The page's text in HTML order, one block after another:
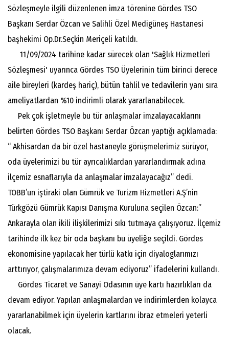
Sözleşmeyle ilgili düzenlenen imza törenine Gördes TSO
Başkanı Serdar Özcan ve Salihli Özel Medigüneş Hastanesi
başhekimi Op.Dr.Seçkin Meriçeli katıldı.
11/09/2024 tarihine kadar sürecek olan 'Sağlık Hizmetleri
Sözleşmesi' uyarınca Gördes TSO Üyelerinin tüm birinci derece
aile bireyleri (kardeş hariç), bütün tahlil ve tedavilerin yanı sıra
ameliyatlardan %10 indirimli olarak yararlanabilecek.
Pek çok işletmeyle bu tür anlaşmalar imzalayacaklarını
belirten Gördes TSO Başkanı Serdar Özcan yaptığı açıklamada:
“ Akhisardan da bir özel hastaneyle görüşmelerimiz sürüyor,
oda üyelerimizi bu tür ayrıcalıklardan yararlandırmak adına
ilçemiz esnaflarıyla da anlaşmalar imzalayacağız” dedi.
TOBB’un iştiraki olan Gümrük ve Turizm Hizmetleri A.Ş’nin
Türkgözü Gümrük Kapısı Danışma Kuruluna seçilen Özcan:”
Ankarayla olan ikili ilişkilerimizi sıkı tutmaya çalışıyoruz. İlçemiz
tarihinde ilk kez bir oda başkanı bu üyeliğe seçildi. Gördes
ekonomisine yapılacak her türlü katkı için diyaloglarımızı
arttırıyor, çalışmalarımıza devam ediyoruz” ifadelerini kullandı.
Gördes Ticaret ve Sanayi Odasının üye kartı hazırlıkları da
devam ediyor. Yapılan anlaşmalardan ve indirimlerden kolayca
yararlanabilmek için üyelerin kartlarını ibraz etmeleri yeterli
olacak.